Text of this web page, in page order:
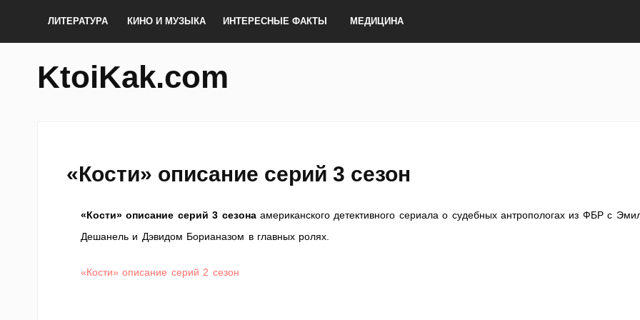
ЛИТЕРАТУРА КИНО И МУЗЫКА ИНТЕРЕСНЫЕ ФАКТЫ МЕДИЦИНА
KtoiKak.com
«Кости» описание серий 3 сезон
«Кости» описание серий 3 сезонаамериканского детективного сериала о судебных антропологах из ФБР с
Дешанель и Дэвидом Борианазом в главных ролях.
«Кости» описание серий 2 сезон